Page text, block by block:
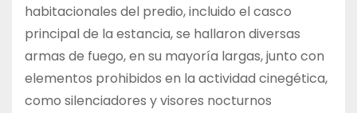
habitacionales del predio, incluido el casco
principal de la estancia, se hallaron diversas
armas de fuego, en su mayoría largas, junto con
elementos prohibidos en la actividad cinegética,
como silenciadores y visores nocturnos